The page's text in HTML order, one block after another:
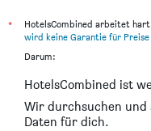
*
HotelsCombined arbeitet hart
wird keine Garantie für
Darum:
HotelsCombined ist
Wir durchsuchen und
Daten für dich.